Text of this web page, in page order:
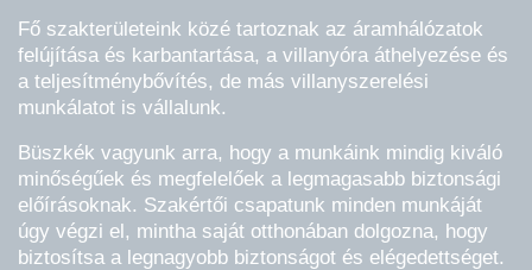
Fő szakterületeink közé tartoznak az áramhálózatok
felújítása és karbantartása, a villanyóra áthelyezése és
a teljesítménybővítés, de más villanyszerelési
munkálatot is vállalunk.
Büszkék vagyunk arra, hogy a munkáink mindig kiváló
minőségűek és megfelelőek a legmagasabb biztonsági
előírásoknak. Szakértői csapatunk minden munkáját
úgy végzi el, mintha saját otthonában dolgozna, hogy
biztosítsa a legnagyobb biztonságot és elégedettséget.